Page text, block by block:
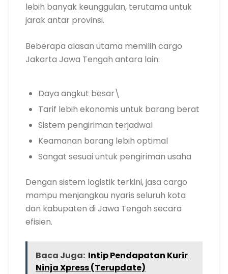
lebih banyak keunggulan, terutama untuk
jarak antar provinsi.
Beberapa alasan utama memilih cargo
Jakarta Jawa Tengah antara lain:
Daya angkut besar\
Tarif lebih ekonomis untuk barang berat
Sistem pengiriman terjadwal
Keamanan barang lebih optimal
Sangat sesuai untuk pengiriman usaha
Dengan sistem logistik terkini, jasa cargo
mampu menjangkau nyaris seluruh kota
dan kabupaten di Jawa Tengah secara
efisien.
Baca Juga: Intip Pendapatan Kurir
Ninja Xpress (Terupdate)